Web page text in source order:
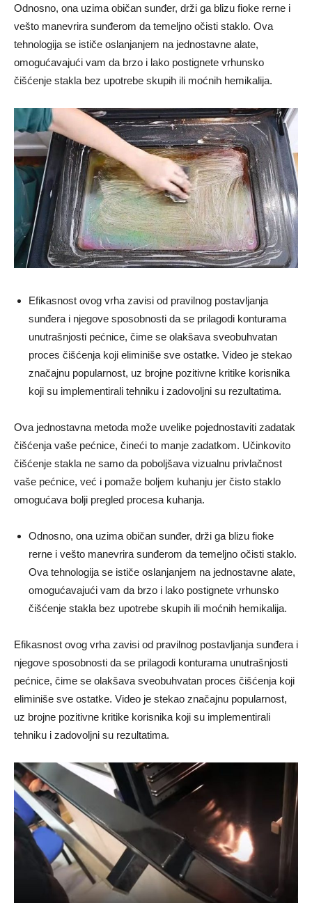
Odnosno, ona uzima običan sunđer, drži ga blizu fioke rerne i
vešto manevrira sunđerom da temeljno očisti staklo. Ova
tehnologija se ističe oslanjanjem na jednostavne alate,
omogućavajući vam da brzo i lako postignete vrhunsko
čišćenje stakla bez upotrebe skupih ili moćnih hemikalija.
Efikasnost ovog vrha zavisi od pravilnog postavljanja
sunđera i njegove sposobnosti da se prilagodi konturama
unutrašnjosti pećnice, čime se olakšava sveobuhvatan
proces čišćenja koji eliminiše sve ostatke. Video je stekao
značajnu popularnost, uz brojne pozitivne kritike korisnika
koji su implementirali tehniku ​​i zadovoljni su rezultatima.
Ova jednostavna metoda može uvelike pojednostaviti zadatak
čišćenja vaše pećnice, čineći to manje zadatkom. Učinkovito
čišćenje stakla ne samo da poboljšava vizualnu privlačnost
vaše pećnice, već i pomaže boljem kuhanju jer čisto staklo
omogućava bolji pregled procesa kuhanja.
Odnosno, ona uzima običan sunđer, drži ga blizu fioke
rerne i vešto manevrira sunđerom da temeljno očisti staklo.
Ova tehnologija se ističe oslanjanjem na jednostavne alate,
omogućavajući vam da brzo i lako postignete vrhunsko
čišćenje stakla bez upotrebe skupih ili moćnih hemikalija.
Efikasnost ovog vrha zavisi od pravilnog postavljanja sunđera i
njegove sposobnosti da se prilagodi konturama unutrašnjosti
pećnice, čime se olakšava sveobuhvatan proces čišćenja koji
eliminiše sve ostatke. Video je stekao značajnu popularnost,
uz brojne pozitivne kritike korisnika koji su implementirali
tehniku ​​i zadovoljni su rezultatima.